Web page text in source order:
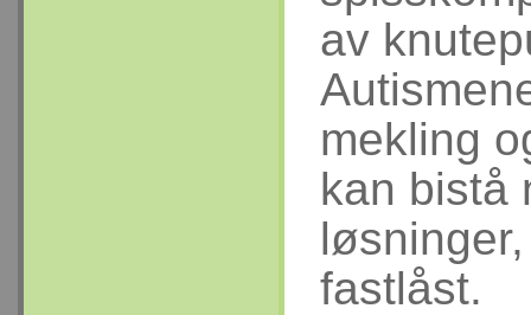
av
mekling
kan bistå
fastlåst.